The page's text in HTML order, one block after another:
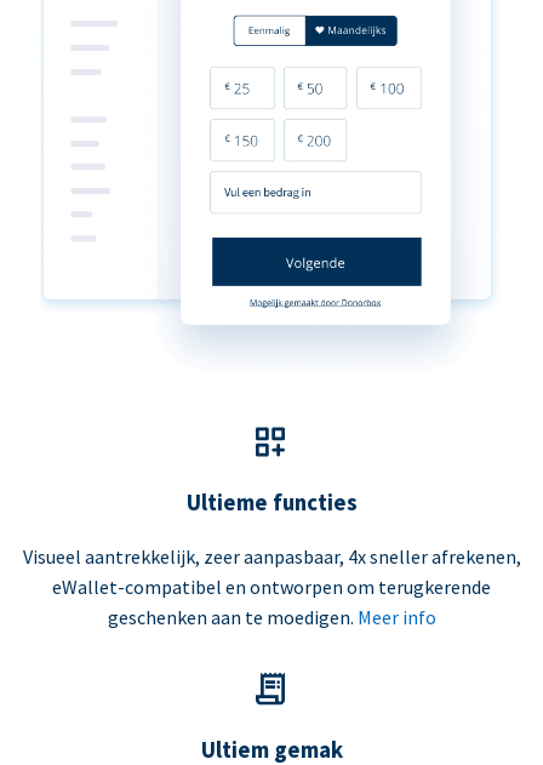
Ultieme functies
Visueel aantrekkelijk, zeer aanpasbaar, 4x sneller afrekenen,
eWallet-compatibel en ontworpen om terugkerende
geschenken aan te moedigen. Meer info
Ultiem gemak